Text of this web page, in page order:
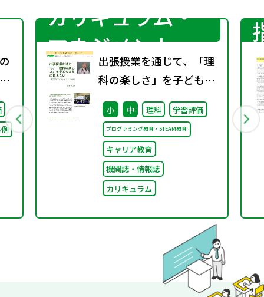
カリキュラム・
マネジメント
出張授業を通じて、「理
科の楽しさ」を子どもた
ちに伝えたい！ （理科の
ミカタWeb）
小 中 理科 学習評価
プログラミング教育・STEAM教育
キャリア教育
機関誌・情報誌
カリキュラム